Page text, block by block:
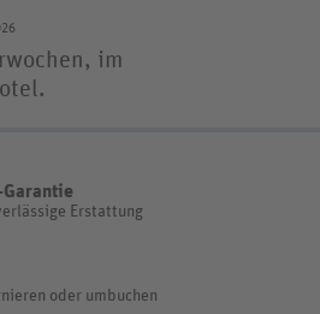
im
Erstattung
oder umbuchen